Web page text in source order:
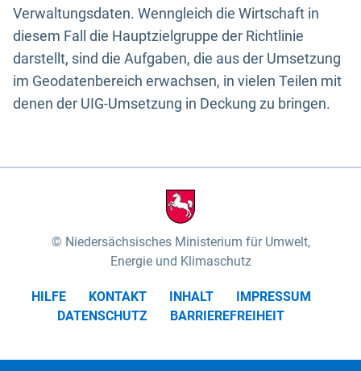
Verwaltungsdaten. Wenngleich die Wirtschaft in
diesem Fall die Hauptzielgruppe der Richtlinie
darstellt, sind die Aufgaben, die aus der Umsetzung
im Geodatenbereich erwachsen, in vielen Teilen mit
denen der UIG-Umsetzung in Deckung zu bringen.
Niedersächsisches Ministerium für Umwelt,
Energie und Klimaschutz
HILFE KONTAKT INHALT
IMPRESSUM
DATENSCHUTZ
BARRIEREFREIHEIT